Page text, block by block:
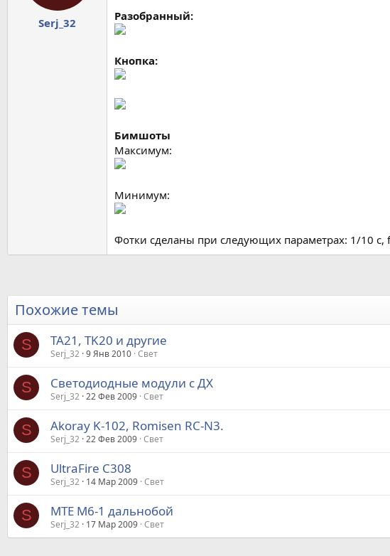
Serj_32
Разобранный:
Кнопка:
Бимшоты
Максимум:
Минимум:
Фотки сделаны при следующих параметрах: 1/10 с,
Похожие темы
S TA21, TK20 и другие
Serj_32 9 Янв 2010 Свет
S Светодиодные модули с ДХ
Serj_32 22 Фев 2009 Свет
S Akoray K-102, Romisen RC-N3.
Serj_32 22 Фев 2009 Свет
S UltraFire C308
Serj_32 14 Мар 2009 Свет
S MTE M6-1 дальнобой
Serj_32 17 Мар 2009 Свет